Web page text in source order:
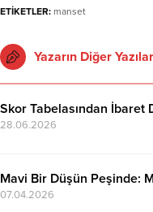
ETİKETLER: manset
Yazarın Diğer
Skor Tabelasından İbaret
28.06.2026
Mavi Bir Düşün Peşinde:
07.04.2026